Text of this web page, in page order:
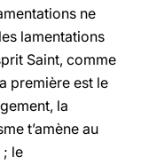
ne
lamentations
Saint, comme
première est le
la
t’amène au
; le